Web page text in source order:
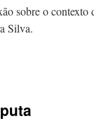
sobre o
Silva.